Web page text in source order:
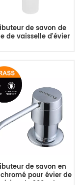
de savon de
de vaisselle d'évier
de 1000 ml, vente
de savon en
pour évier de